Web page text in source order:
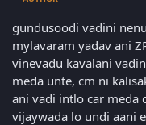
gundusoodi vadini
mylavaram yadav ani
vinevadu kavalani
meda unte, cm ni
ani vadi intlo car meda
vijaywada lo undi aani